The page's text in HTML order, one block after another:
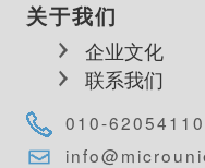
关于我们
企业文化
联系我们
010-62054110